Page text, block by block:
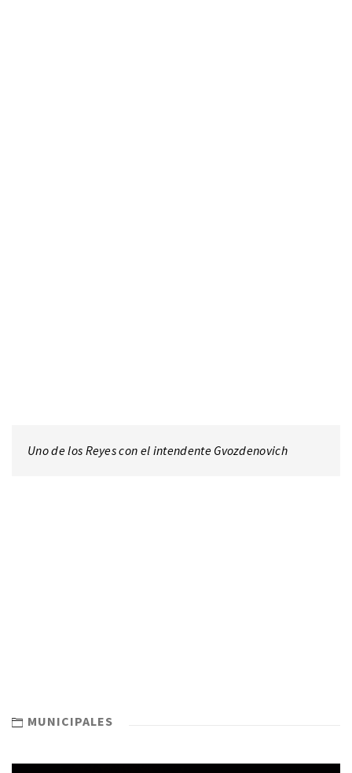
Uno de los Reyes con el intendente Gvozdenovich
MUNICIPALES